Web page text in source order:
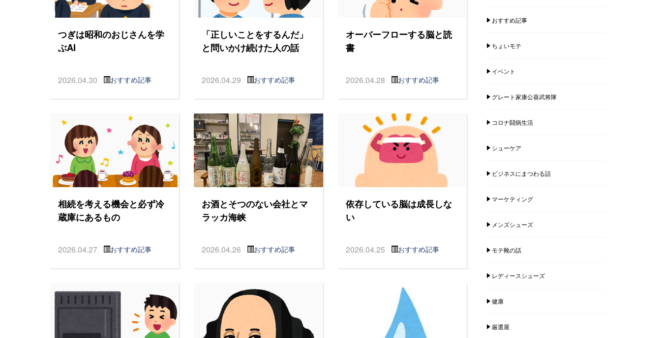
つぎは昭和のおじさんを学
ぶAI
2026.04.30 おすすめ記事
「正しいことをするんだ」
と問いかけ続けた人の話
2026.04.29 おすすめ記事
オーバーフローする脳と読
書
2026.04.28 おすすめ記事
相続を考える機会と必ず冷
蔵庫にあるもの
2026.04.27 おすすめ記事
お酒とそつのない会社とマ
ラッカ海峡
2026.04.26 おすすめ記事
依存している脳は成長しな
い
2026.04.25 おすすめ記事
おすすめ記事
ちょいモテ
イベント
グレート家康公葵武将隊
コロナ闘病生活
シューケア
ビジネスにまつわる話
マーケティング
メンズシューズ
モテ靴の話
レディースシューズ
健康
厳選屋